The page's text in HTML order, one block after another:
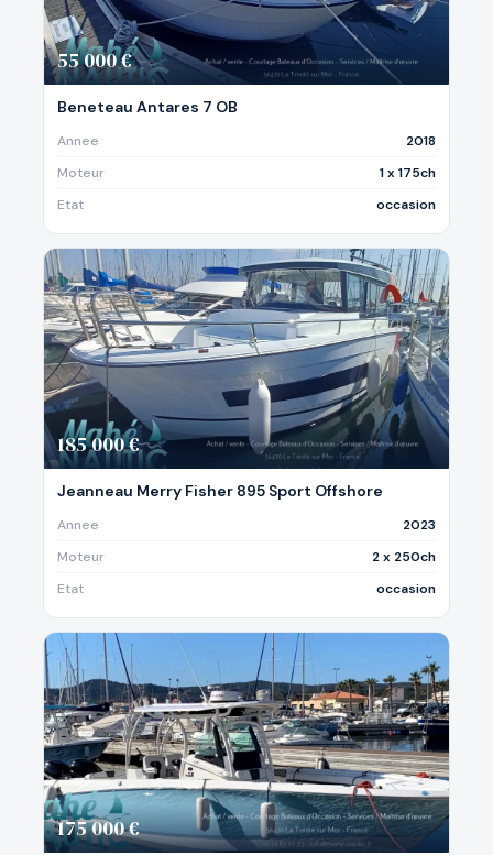
55 000 €
Beneteau Antares 7 OB
Annee
2018
Moteur
1 x 175ch
Etat
occasion
185 000 €
Jeanneau Merry Fisher 895 Sport Offshore
Annee
2023
Moteur
2 x 250ch
Etat
occasion
175 000 €